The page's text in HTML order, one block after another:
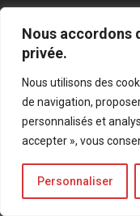
Nous accordons
privée.
Nous utilisons des
de navigation,
personnalisés et
accepter », vous
Personnaliser
Bluesky
LinkedIn
Twitter